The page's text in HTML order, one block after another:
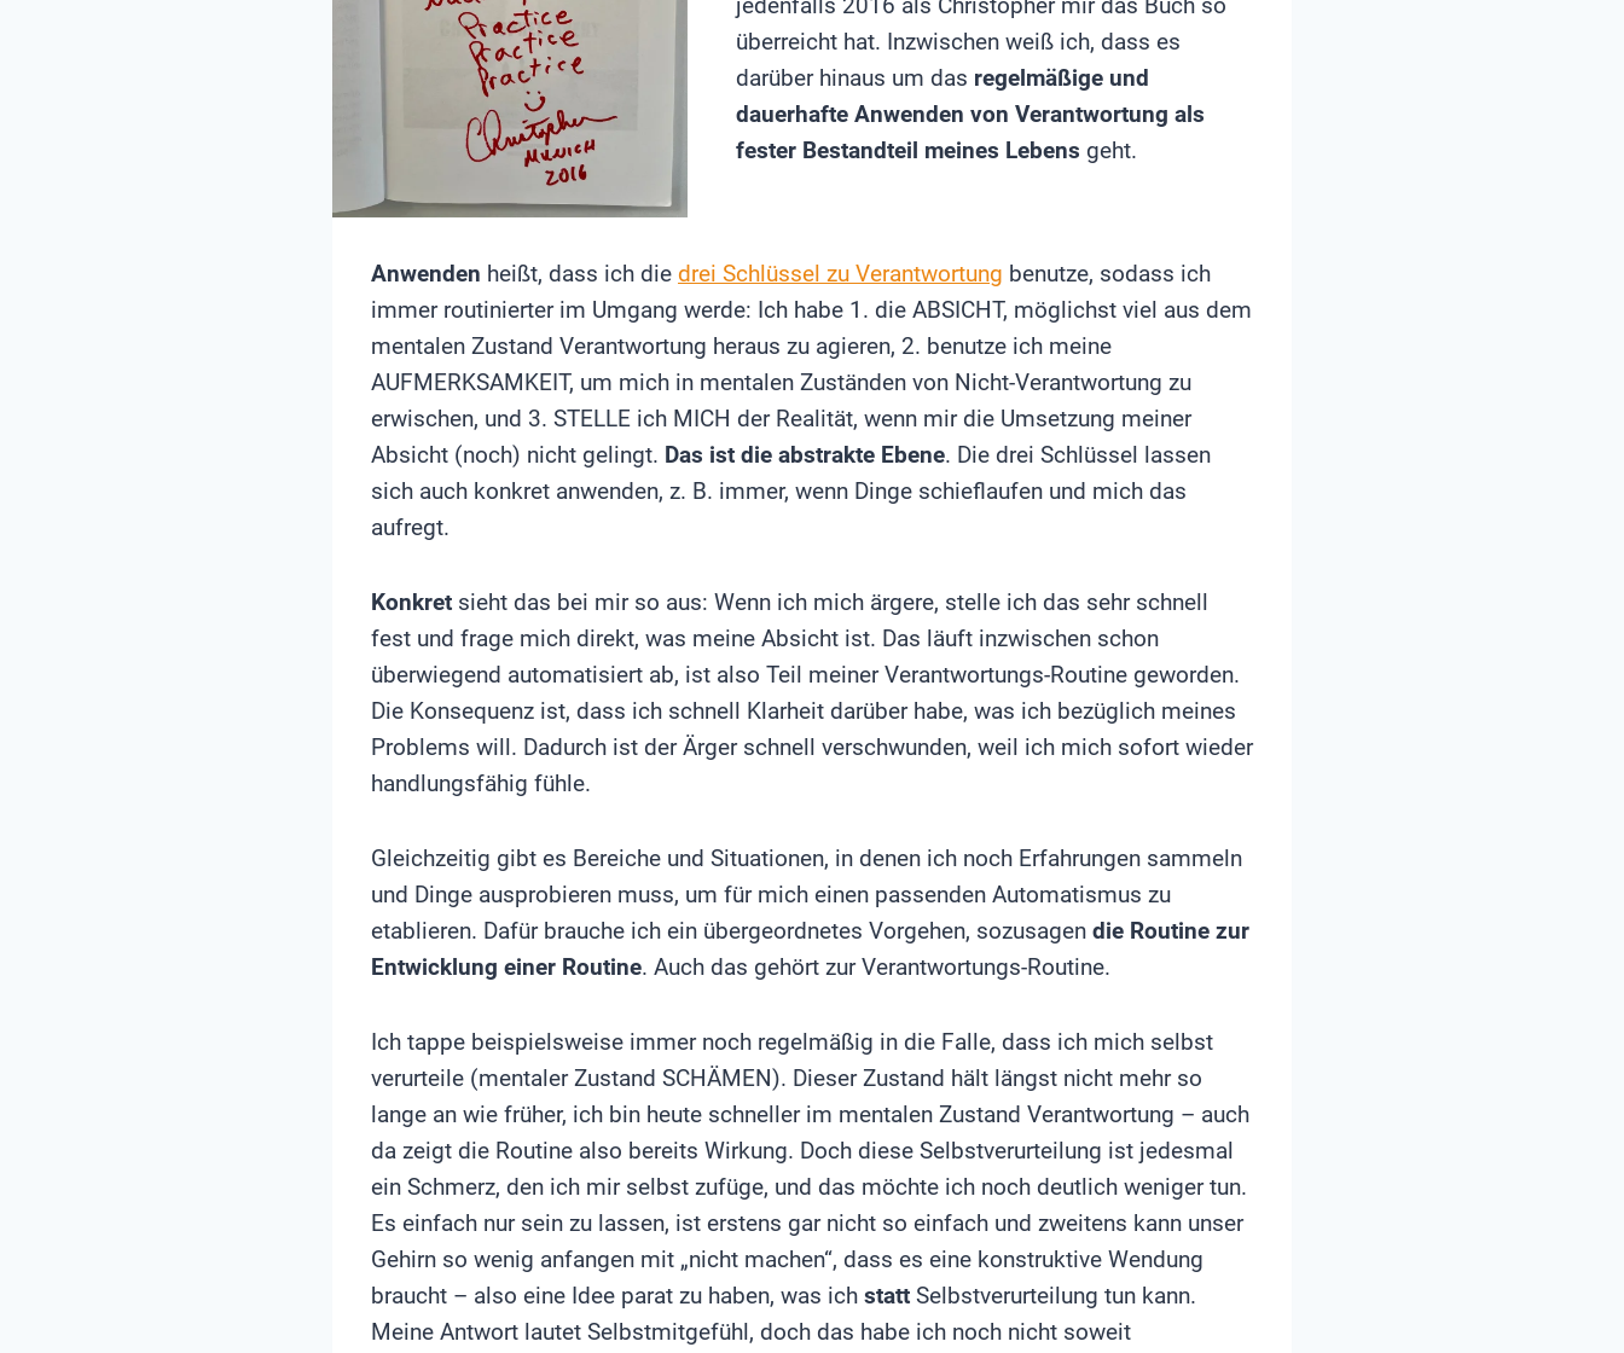
überreicht hat. Inzwischen weiß ich, dass es
darüber hinaus um das regelmäßige und
dauerhafte Anwenden von Verantwortung als
fester Bestandteil meines Lebens geht.
Anwenden heißt, dass ich die drei Schlüssel zu Verantwortung benutze, sodass ich
immer routinierter im Umgang werde: Ich habe 1. die ABSICHT, möglichst viel aus dem
mentalen Zustand Verantwortung heraus zu agieren, 2. benutze ich meine
AUFMERKSAMKEIT, um mich in mentalen Zuständen von Nicht-Verantwortung zu
erwischen, und 3. STELLE ich MICH der Realität, wenn mir die Umsetzung meiner
Absicht (noch) nicht gelingt. Das ist die abstrakte Ebene. Die drei Schlüssel lassen
sich auch konkret anwenden, z. B. immer, wenn Dinge schieflaufen und mich das
aufregt.
Konkret sieht das bei mir so aus: Wenn ich mich ärgere, stelle ich das sehr schnell
fest und frage mich direkt, was meine Absicht ist. Das läuft inzwischen schon
überwiegend automatisiert ab, ist also Teil meiner Verantwortungs-Routine geworden.
Die Konsequenz ist, dass ich schnell Klarheit darüber habe, was ich bezüglich meines
Problems will. Dadurch ist der Ärger schnell verschwunden, weil ich mich sofort wieder
handlungsfähig fühle.
Gleichzeitig gibt es Bereiche und Situationen, in denen ich noch Erfahrungen sammeln
und Dinge ausprobieren muss, um für mich einen passenden Automatismus zu
etablieren. Dafür brauche ich ein übergeordnetes Vorgehen, sozusagen die Routine zur
Entwicklung einer Routine. Auch das gehört zur Verantwortungs-Routine.
Ich tappe beispielsweise immer noch regelmäßig in die Falle, dass ich mich selbst
verurteile (mentaler Zustand SCHÄMEN). Dieser Zustand hält längst nicht mehr so
lange an wie früher, ich bin heute schneller im mentalen Zustand Verantwortung – auch
da zeigt die Routine also bereits Wirkung. Doch diese Selbstverurteilung ist jedesmal
ein Schmerz, den ich mir selbst zufüge, und das möchte ich noch deutlich weniger tun.
Es einfach nur sein zu lassen, ist erstens gar nicht so einfach und zweitens kann unser
Gehirn so wenig anfangen mit „nicht machen“, dass es eine konstruktive Wendung
braucht – also eine Idee parat zu haben, was ich statt Selbstverurteilung tun kann.
Meine Antwort lautet Selbstmitgefühl, doch das habe ich noch nicht soweit